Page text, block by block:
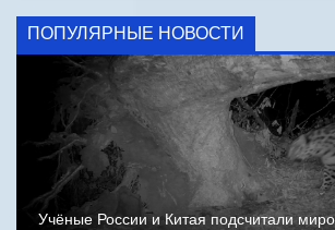
ПОПУЛЯРНЫЕ НОВОСТИ
Учёные России и Китая подсчитали